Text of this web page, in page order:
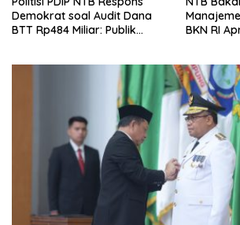
Demokrat soal Audit Dana
BTT Rp484 Miliar: Publik
BKN RI